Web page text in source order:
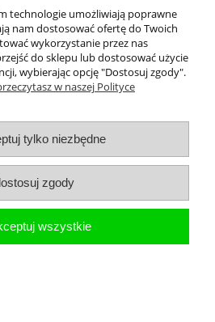
Cena netto:7 146,34 zł
technologie umożliwiają poprawne
nam dostosować ofertę do Twoich
wykorzystanie przez nas
do sklepu lub dostosować użycie
wybierając opcję "Dostosuj zgody".
w naszej Polityce
tylko niezbędne
zgody
wszystkie